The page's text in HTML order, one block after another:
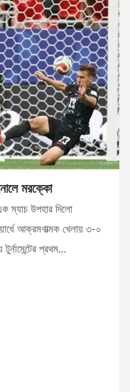
মরক্কো
ম্যাচ উপহার দিলো
আক্রমণাত্মক খেলায় ৩-০
প্রথম…